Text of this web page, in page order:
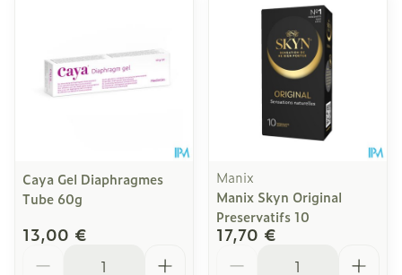
Caya Gel Diaphragmes
Tube 60g
13,00 €
Manix
Manix Skyn Original
Preservatifs 10
17,70 €